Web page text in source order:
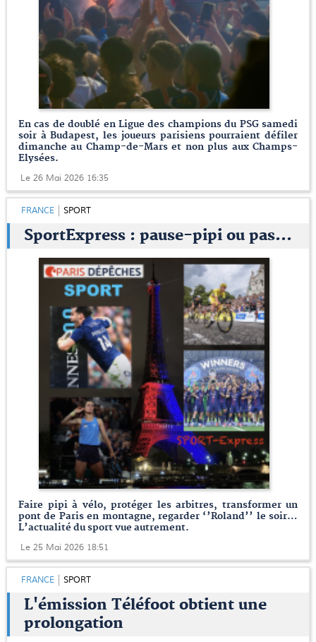
En cas de doublé en Ligue des champions du PSG samedi
soir à Budapest, les joueurs parisiens pourraient défiler
dimanche au Champ-de-Mars et non plus aux Champs-
Elysées.
Le 26 Mai 2026 16:35
FRANCE SPORT
SportExpress : pause-pipi ou pas...
Faire pipi à vélo, protéger les arbitres, transformer un
pont de Paris en montagne, regarder ‘’Roland’’ le soir…
L’actualité du sport vue autrement.
Le 25 Mai 2026 18:51
FRANCE SPORT
L'émission Téléfoot obtient une
prolongation